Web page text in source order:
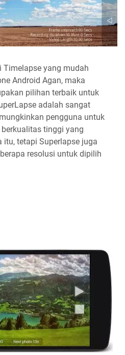
yang mudah
Android Agan, maka
pilihan terbaik untuk
adalah sangat
pengguna untuk
tinggi yang
tetapi Superlapse juga
resolusi untuk dipilih